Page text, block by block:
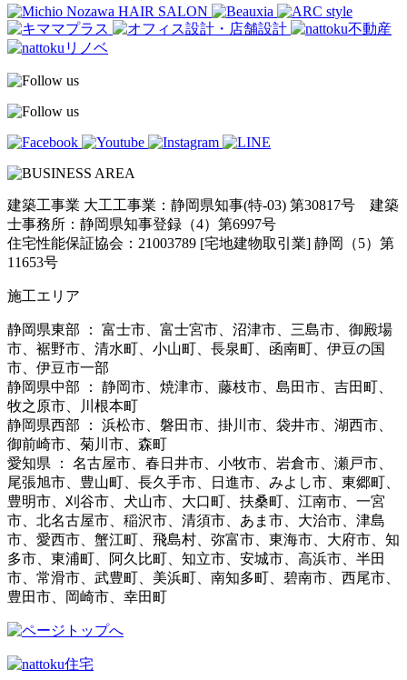
建築工事業 大工工事業：静岡県知事(特-03) 第30817号 建築
士事務所：静岡県知事登録（4）第6997号
住宅性能保証協会：21003789 [宅地建物取引業] 静岡（5）第
11653号
施工エリア
静岡県東部 ： 富士市、富士宮市、沼津市、三島市、御殿場
市、裾野市、清水町、小山町、長泉町、函南町、伊豆の国
市、伊豆市一部
静岡県中部 ： 静岡市、焼津市、藤枝市、島田市、吉田町、
牧之原市、川根本町
静岡県西部 ： 浜松市、磐田市、掛川市、袋井市、湖西市、
御前崎市、菊川市、森町
愛知県 ： 名古屋市、春日井市、小牧市、岩倉市、瀬戸市、
尾張旭市、豊山町、長久手市、日進市、みよし市、東郷町、
豊明市、刈谷市、犬山市、大口町、扶桑町、江南市、一宮
市、北名古屋市、稲沢市、清須市、あま市、大治市、津島
市、愛西市、蟹江町、飛島村、弥富市、東海市、大府市、知
多市、東浦町、阿久比町、知立市、安城市、高浜市、半田
市、常滑市、武豊町、美浜町、南知多町、碧南市、西尾市、
豊田市、岡崎市、幸田町